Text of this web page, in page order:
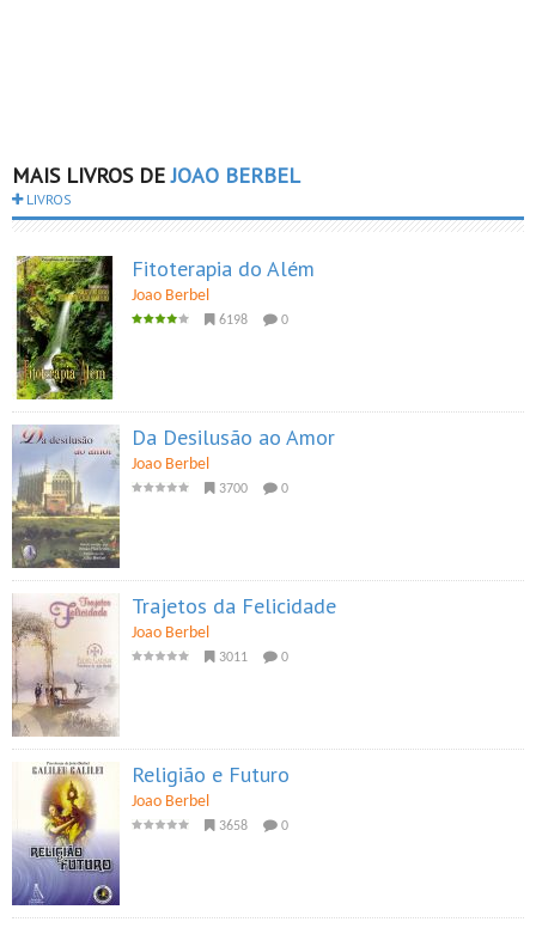
MAIS LIVROS DEJOAO BERBEL
LIVROS
Fitoterapia do Além
Joao Berbel
6198 0
Da Desilusão ao Amor
Joao Berbel
3700 0
Trajetos da Felicidade
Joao Berbel
3011 0
Religião e Futuro
Joao Berbel
3658 0